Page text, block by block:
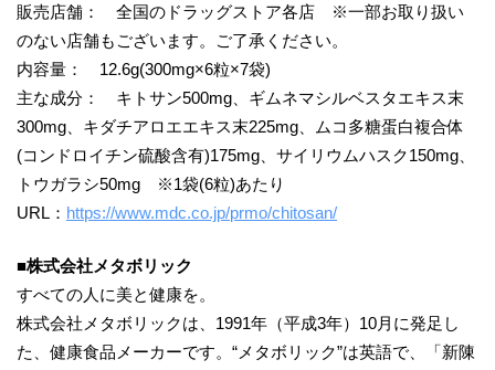
販売店舗： 全国のドラッグストア各店 ※一部お取り扱い
のない店舗もございます。ご了承ください。
内容量： 12.6g(300mg×6粒×7袋)
主な成分： キトサン500mg、ギムネマシルベスタエキス末
300mg、キダチアロエエキス末225mg、ムコ多糖蛋白複合体
(コンドロイチン硫酸含有)175mg、サイリウムハスク150mg、
トウガラシ50mg ※1袋(6粒)あたり
URL： https://www.mdc.co.jp/prmo/chitosan/
■株式会社メタボリック
すべての人に美と健康を。
株式会社メタボリックは、1991年（平成3年）10月に発足し
た、健康食品メーカーです。“メタボリック”は英語で、「新陳